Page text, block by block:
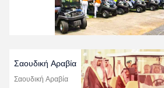
Σαουδική Αραβία
Σαουδική Αραβία